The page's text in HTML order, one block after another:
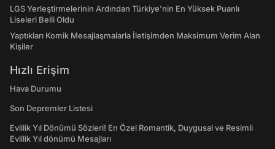
LGS Yerleştirmelerinin Ardından Türkiye'nin En Yüksek Puanlı
Liseleri Belli Oldu
Yaptıkları Komik Mesajlaşmalarla İletişimden Maksimum Verim Alan
Kişiler
Hızlı Erişim
Hava Durumu
Son Depremler Listesi
Evlilik Yıl Dönümü Sözleri! En Özel Romantik, Duygusal ve Resimli
Evlilik Yıl dönümü Mesajları